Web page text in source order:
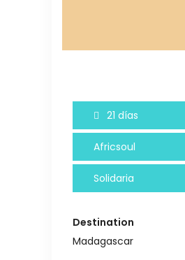
21 días
Africsoul
Solidaria
Destination
Madagascar